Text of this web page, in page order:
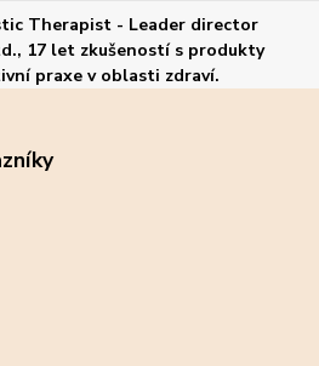
Therapist - Leader director
17 let zkušeností s produkty
praxe v oblasti zdraví.